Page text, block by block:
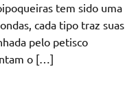
tem sido uma
cada tipo traz suas
pelo petisco
o […]